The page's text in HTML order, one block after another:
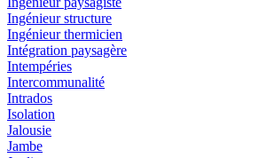
Ingénieur structure
Ingénieur thermicien
Intégration paysagère
Intempéries
Intercommunalité
Intrados
Isolation
Jalousie
Jambe